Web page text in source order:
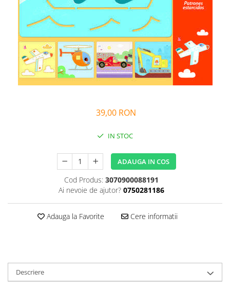
Alfabet si matematica
Jocuri de memorie si inteligenta
Seria Lectia de sanatate
Editura Litera
Editura Galaxia Copiilor
Colectia PIXI
Pisicile Războinice
Colectia Pia Papadia
39,00 RON
IN STOC
ADAUGA IN COS
Cod Produs: 3070900088191
Ai nevoie de ajutor? 0750281186
Adauga la Favorite Cere informatii
Descriere